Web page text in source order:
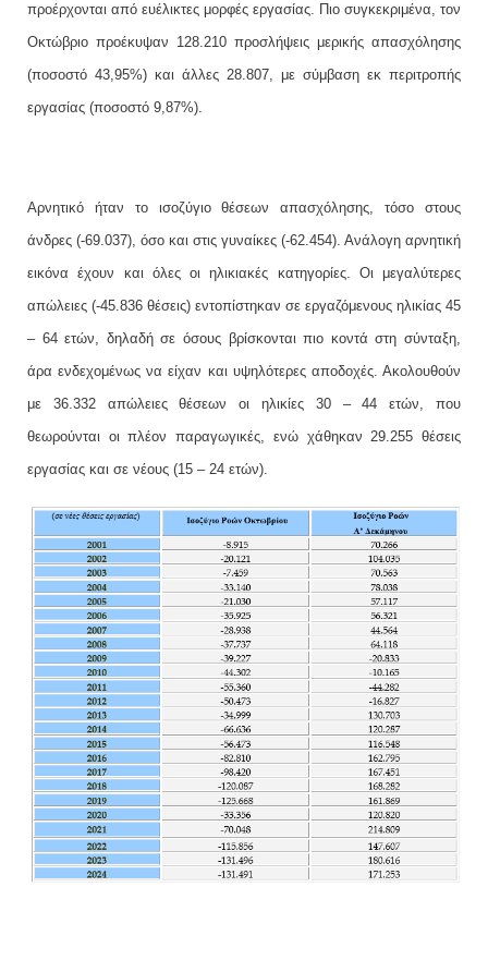
προέρχονται από ευέλικτες μορφές εργασίας. Πιο συγκεκριμένα, τον
Οκτώβριο προέκυψαν 128.210 προσλήψεις μερικής απασχόλησης
(ποσοστό 43,95%) και άλλες 28.807, με σύμβαση εκ περιτροπής
εργασίας (ποσοστό 9,87%).
Αρνητικό ήταν το ισοζύγιο θέσεων απασχόλησης, τόσο στους
άνδρες (-69.037), όσο και στις γυναίκες (-62.454). Ανάλογη αρνητική
εικόνα έχουν και όλες οι ηλικιακές κατηγορίες. Οι μεγαλύτερες
απώλειες (-45.836 θέσεις) εντοπίστηκαν σε εργαζόμενους ηλικίας 45
– 64 ετών, δηλαδή σε όσους βρίσκονται πιο κοντά στη σύνταξη,
άρα ενδεχομένως να είχαν και υψηλότερες αποδοχές. Ακολουθούν
με 36.332 απώλειες θέσεων οι ηλικίες 30 – 44 ετών, που
θεωρούνται οι πλέον παραγωγικές, ενώ χάθηκαν 29.255 θέσεις
εργασίας και σε νέους (15 – 24 ετών).